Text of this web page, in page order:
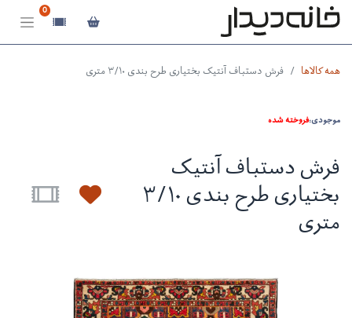
0
همه کالاها فرش دستباف آنتیک بختیاری طرح بندی ۳/۱۰ متری
موجودی:فروخته شده
فرش دستباف آنتیک
بختیاری طرح بندی ۳/۱۰
متری